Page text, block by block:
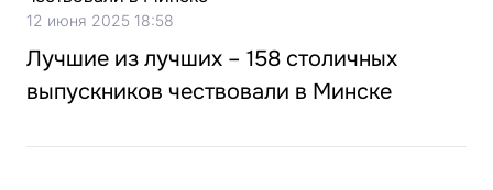
12 июня 2025 18:58
Лучшие из лучших – 158 столичных
выпускников чествовали в Минске